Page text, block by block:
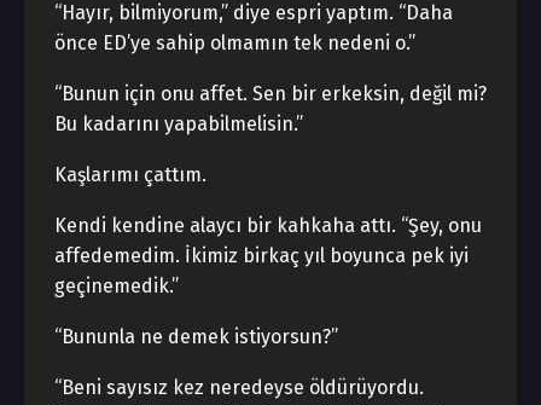
“Hayır, bilmiyorum,” diye espri yaptım. “Daha
önce ED’ye sahip olmamın tek nedeni o.”
“Bunun için onu affet. Sen bir erkeksin, değil mi?
Bu kadarını yapabilmelisin.”
Kaşlarımı çattım.
Kendi kendine alaycı bir kahkaha attı. “Şey, onu
affedemedim. İkimiz birkaç yıl boyunca pek iyi
geçinemedik.”
“Bununla ne demek istiyorsun?”
“Beni sayısız kez neredeyse öldürüyordu.